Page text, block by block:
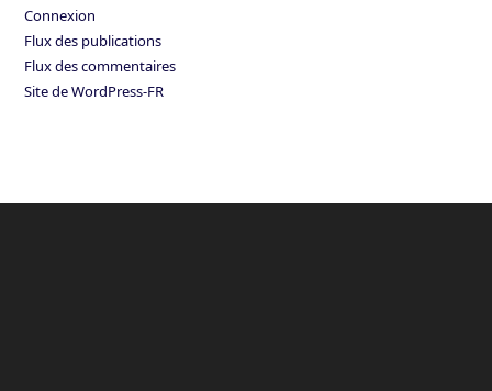
Connexion
Flux des publications
Flux des commentaires
Site de WordPress-FR